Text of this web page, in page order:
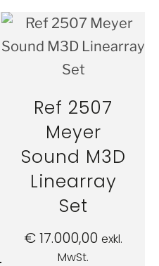
Ref 2507
Meyer
Sound M3D
Linearray
Set
€17.000,00 exkl.
MwSt.